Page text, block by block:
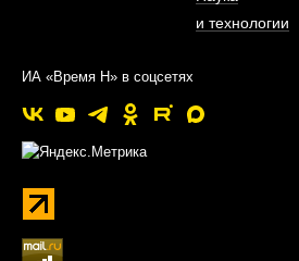
и технологии
ИА «Время Н» в соцсетях